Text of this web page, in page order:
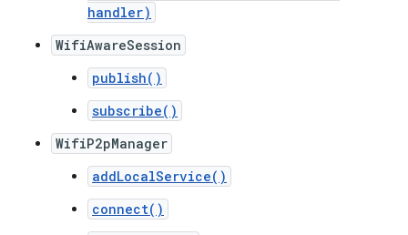
handler)
WifiAwareSession
publish()
subscribe()
WifiP2pManager
addLocalService()
connect()